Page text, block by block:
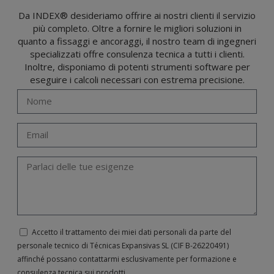
conformità con le disposizioni del regolamento generale sulla protezione dei dati
(GDPR) del 27 aprile 2016 inviando una lettera al responsabile del trattamento:
Valentín Gómez, Direttore, insieme a una fotocopia della sua carta d'identità, a
TÉCNICAS EXPANSIVAS SL | P.I. La Portalada II | c/ Segador 13, 26006 | Logroño (La
Rioja) o inviando un’email al seguente indirizzo info@indexfix.com.
Da INDEX® desideriamo offrire ai nostri clienti il servizio
più completo. Oltre a fornire le migliori soluzioni in
quanto a fissaggi e ancoraggi, il nostro team di ingegneri
specializzati offre consulenza tecnica a tutti i clienti.
Inoltre, disponiamo di potenti strumenti software per
eseguire i calcoli necessari con estrema precisione.
Accetto il trattamento dei miei dati personali da parte del
personale tecnico di Técnicas Expansivas SL (CIF B-­26220491)
affinché possano contattarmi esclusivamente per formazione e